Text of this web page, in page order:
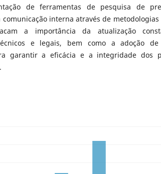
de ferramentas de pesquisa de
interna através de metodologias
a importância da atualização
e legais, bem como a adoção de
garantir a eficácia e a integridade dos